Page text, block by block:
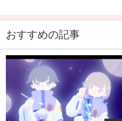
おすすめの記事